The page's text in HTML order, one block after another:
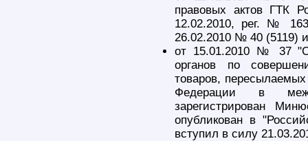
правовых актов ГТК
12.02.2010, рег. №
26.02.2010 № 40 (5119)
от 15.01.2010 № 37
органов по
товаров, пересылаемых
Федерации в
зарегистрирован
опубликован в
вступил в силу